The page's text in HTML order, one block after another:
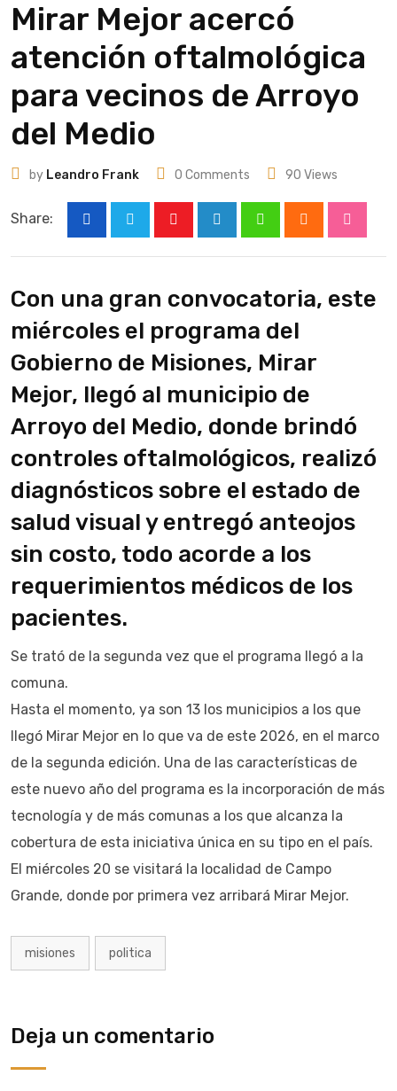
Mirar Mejor acercó
atención oftalmológica
para vecinos de Arroyo
del Medio
by Leandro Frank 0 Comments 90 Views
Share:
Con una gran convocatoria, este
miércoles el programa del
Gobierno de Misiones, Mirar
Mejor, llegó al municipio de
Arroyo del Medio, donde brindó
controles oftalmológicos, realizó
diagnósticos sobre el estado de
salud visual y entregó anteojos
sin costo, todo acorde a los
requerimientos médicos de los
pacientes.
Se trató de la segunda vez que el programa llegó a la
comuna.
Hasta el momento, ya son 13 los municipios a los que
llegó Mirar Mejor en lo que va de este 2026, en el marco
de la segunda edición. Una de las características de
este nuevo año del programa es la incorporación de más
tecnología y de más comunas a los que alcanza la
cobertura de esta iniciativa única en su tipo en el país.
El miércoles 20 se visitará la localidad de Campo
Grande, donde por primera vez arribará Mirar Mejor.
misiones politica
Deja un comentario